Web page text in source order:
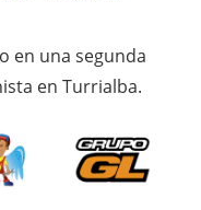
en una segunda
en Turrialba.